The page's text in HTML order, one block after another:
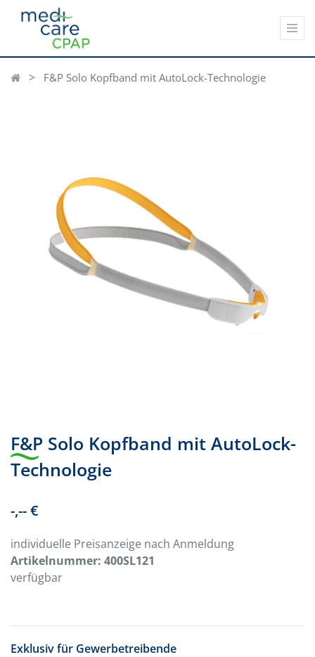
F&P Solo Kopfband mit AutoLock-Technologie
F&P Solo Kopfband mit AutoLock-
Technologie
-,-- €
individuelle Preisanzeige nach Anmeldung
Artikelnummer: 400SL121
verfügbar
Exklusiv für Gewerbetreibende